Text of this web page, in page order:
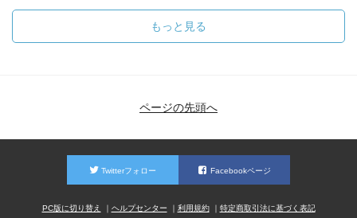
もっと見る
ページの先頭へ
Twitterフォロー Facebookページ
PC版に切り替え ヘルプセンター 利用規約 特定商取引法に基づく表記